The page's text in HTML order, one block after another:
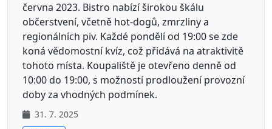
června 2023. Bistro nabízí širokou škálu
občerstvení, včetně hot-dogů, zmrzliny a
regionálních piv. Každé pondělí od 19:00 se zde
koná vědomostní kvíz, což přidává na atraktivitě
tohoto místa. Koupaliště je otevřeno denně od
10:00 do 19:00, s možností prodloužení provozní
doby za vhodných podmínek.
31. 7. 2025